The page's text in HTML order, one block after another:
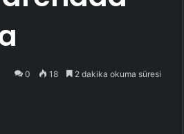
0 18 2 dakika okuma süresi